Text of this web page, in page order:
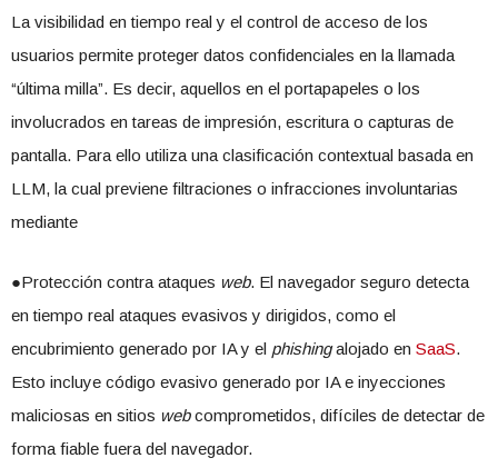
La visibilidad en tiempo real y el control de acceso de los
usuarios permite proteger datos confidenciales en la llamada
“última milla”. Es decir, aquellos en el portapapeles o los
involucrados en tareas de impresión, escritura o capturas de
pantalla. Para ello utiliza una clasificación contextual basada en
LLM, la cual previene filtraciones o infracciones involuntarias
mediante
●Protección contra ataques web. El navegador seguro detecta
en tiempo real ataques evasivos y dirigidos, como el
encubrimiento generado por IA y el phishingalojado en SaaS.
Esto incluye código evasivo generado por IA e inyecciones
maliciosas en sitios webcomprometidos, difíciles de detectar de
forma fiable fuera del navegador.